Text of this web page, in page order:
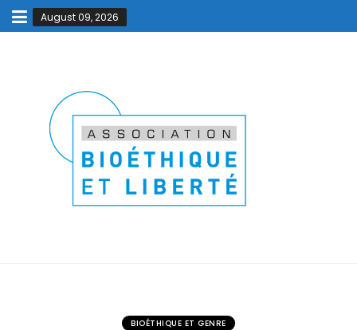
August 09, 2026
BIOÉTHIQUE ET GENRE